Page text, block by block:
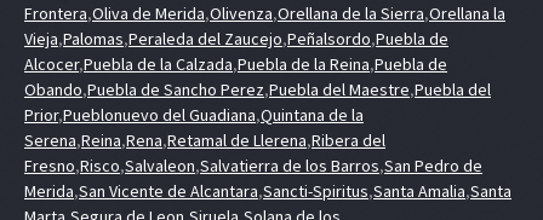
Frontera,Oliva de Merida,Olivenza,Orellana de la Sierra,Orellana la
Vieja,Palomas,Peraleda del Zaucejo,Peñalsordo,Puebla de
Alcocer,Puebla de la Calzada,Puebla de la Reina,Puebla de
Obando,Puebla de Sancho Perez,Puebla del Maestre,Puebla del
Prior,Pueblonuevo del Guadiana,Quintana de la
Serena,Reina,Rena,Retamal de Llerena,Ribera del
Fresno,Risco,Salvaleon,Salvatierra de los Barros,San Pedro de
Merida,San Vicente de Alcantara,Sancti-Spiritus,Santa Amalia,Santa